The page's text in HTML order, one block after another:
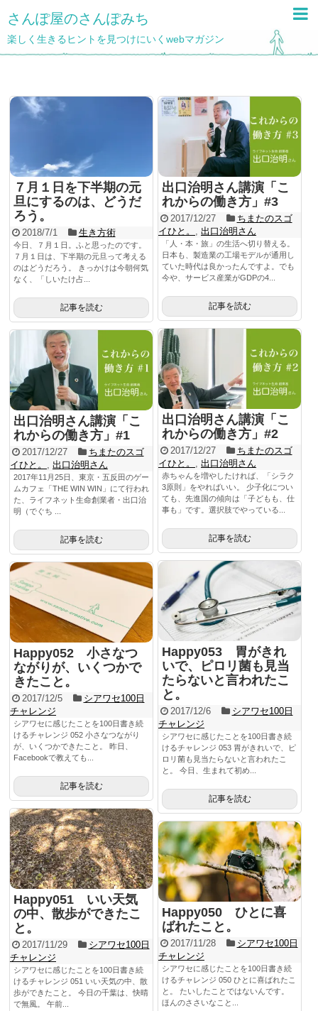
さんぽ屋のさんぽみち
楽しく生きるヒントを見つけにいくwebマガジン
７月１日を下半期の元
旦にするのは、どうだ
ろう。
2018/7/1 生き方術
今日、７月１日。ふと思ったのです。
７月１日は、下半期の元旦って考える
のはどうだろう。 きっかけは今朝何気
なく、「しいたけ占...
記事を読む
出口治明さん講演「こ
れからの働き方」#3
2017/12/27
ちまたのスゴ
イひと。 , 出口治明さん
「人・本・旅」の生活へ切り替える。
日本も、製造業の工場モデルが通用し
ていた時代は良かったんですよ。でも
今や、サービス産業がGDPの4...
記事を読む
出口治明さん講演「こ
れからの働き方」#2
2017/12/27
ちまたのスゴ
イひと。 , 出口治明さん
赤ちゃんを増やしたければ、「シラク
3原則」をやればいい。 少子化につい
ても、先進国の傾向は「子どもも、仕
事も」です。選択肢でやっている...
記事を読む
出口治明さん講演「こ
れからの働き方」#1
2017/12/27
ちまたのスゴ
イひと。 , 出口治明さん
2017年11月25日、東京・五反田のゲー
ムカフェ「THE WIN WIN」にて行われ
た、ライフネット生命創業者・出口治
明（でぐち ...
記事を読む
Happy053 胃がきれ
いで、ピロリ菌も見当
たらないと言われたこ
と。
2017/12/6
シアワセ100日
チャレンジ
シアワセに感じたことを100日書き続
けるチャレンジ 053 胃がきれいで、ピ
ロリ菌も見当たらないと言われたこ
と。 今日、生まれて初め...
記事を読む
Happy052 小さなつ
ながりが、いくつかで
きたこと。
2017/12/5
シアワセ100日
チャレンジ
シアワセに感じたことを100日書き続
けるチャレンジ 052 小さなつながり
が、いくつかできたこと。 昨日、
Facebookで教えても...
記事を読む
Happy051 いい天気
の中、散歩ができたこ
と。
2017/11/29
シアワセ100日
チャレンジ
シアワセに感じたことを100日書き続
けるチャレンジ 051 いい天気の中、散
歩ができたこと。 今日の千葉は、快晴
で無風。 午前...
Happy050 ひとに喜
ばれたこと。
2017/11/28
シアワセ100日
チャレンジ
シアワセに感じたことを100日書き続
けるチャレンジ 050 ひとに喜ばれたこ
と。 たいしたことではないんです。
ほんのささいなこと...